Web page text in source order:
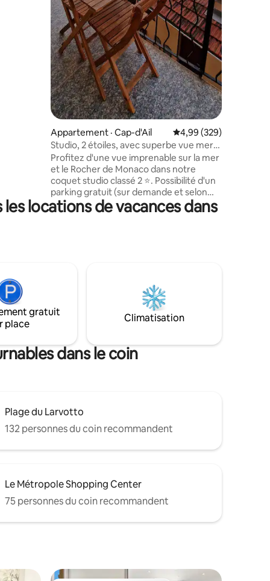
Appartement · Cap-d'Ail Note moyenne de
4,99 (329)
Studio, 2 étoiles, avec superbe vue mer
et Monaco.
Profitez d'une vue imprenable sur la mer
et le Rocher de Monaco dans notre
coquet studio classé 2 ⭐️. Possibilité d'un
parking gratuit (sur demande et selon
dispo). L'accès à la plage est à 10 minutes
à pied. Le studio est entièrement équipé
immediate: arrêts de bus (Monaco et
France), supérette, hôpital...
locations de vacances dans
gratuit
place
Climatisation
dans le coin
Plage du Larvotto
132 personnes du coin recommandent
Le Métropole Shopping Center
75 personnes du coin recommandent